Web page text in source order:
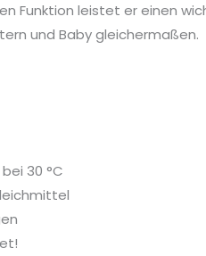
Funktion leistet er einen
und Baby gleichermaßen.
30 °C